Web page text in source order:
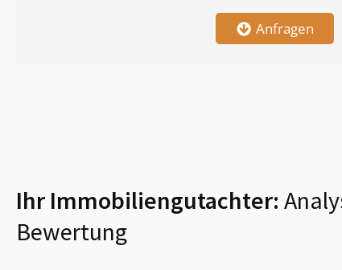
Anfragen
Ihr Immobiliengutachter:
Bewertung